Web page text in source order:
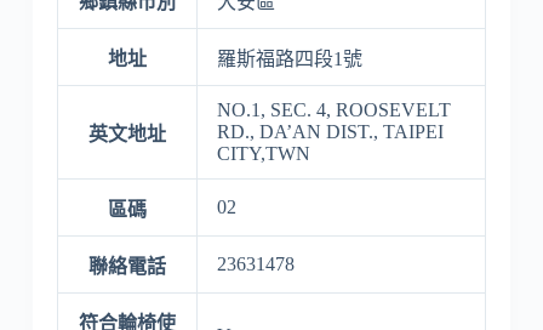
地址 羅斯福路四段1號
英文地址
NO.1, SEC. 4, ROOSEVELT
RD., DA’AN DIST., TAIPEI
CITY,TWN
區碼 02
聯絡電話 23631478
符合輪椅使